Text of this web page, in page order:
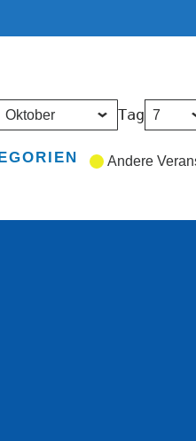
Tag
Andere